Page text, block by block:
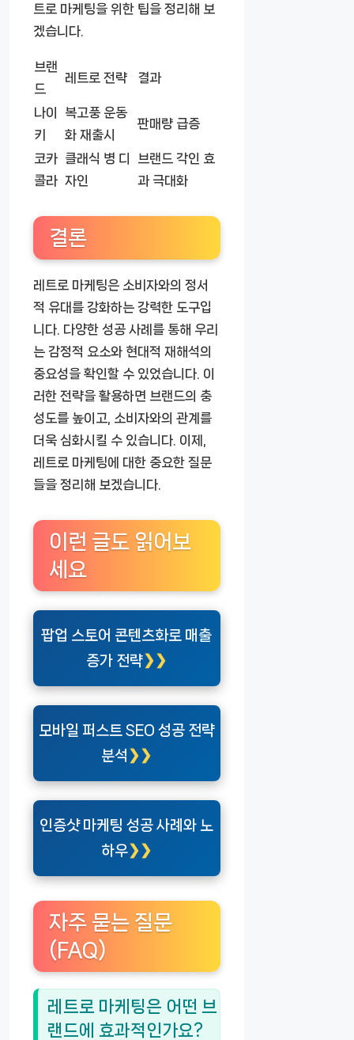
트로 마케팅을 위한 팁을 정리해 보
겠습니다.
브랜
드
레트로 전략 결과
나이
키
복고풍 운동
화 재출시
판매량 급증
코카
콜라
클래식 병 디
자인
브랜드 각인 효
과 극대화
결론
레트로 마케팅은 소비자와의 정서
적 유대를 강화하는 강력한 도구입
니다. 다양한 성공 사례를 통해 우리
는 감정적 요소와 현대적 재해석의
중요성을 확인할 수 있었습니다. 이
러한 전략을 활용하면 브랜드의 충
성도를 높이고, 소비자와의 관계를
더욱 심화시킬 수 있습니다. 이제,
레트로 마케팅에 대한 중요한 질문
들을 정리해 보겠습니다.
이런 글도 읽어보
세요
팝업 스토어 콘텐츠화로 매출
증가 전략
모바일 퍼스트 SEO 성공 전략
분석
인증샷 마케팅 성공 사례와 노
하우
자주 묻는 질문
(FAQ)
레트로 마케팅은 어떤 브
랜드에 효과적인가요?